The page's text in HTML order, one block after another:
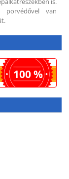
porvédővel van
100 %